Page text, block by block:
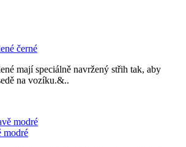
černé
mají speciálně navržený střih tak, aby
na vozíku.&..
modré